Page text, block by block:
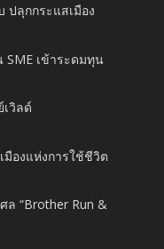
ปลุกกระแสเมือง
เข้าระดมทุน
วิลด์
มืองแห่งการใช้ชีวิต
ล “Brother Run &